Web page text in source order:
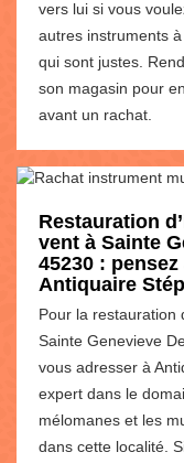
vers lui si vous
autres instruments
qui sont justes.
son magasin pour
avant un rachat.
Restauration
vent à Sainte
45230 :
Antiquaire
Pour la restauration
Sainte Genevieve
vous adresser à
expert dans le
mélomanes et les
dans cette localité.